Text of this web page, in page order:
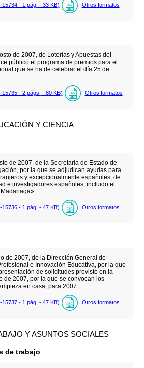
- 1 pág. - 33 KB) Otros formatos
de 2007, de Loterías y Apuestas del
público el programa de premios para el
que se ha de celebrar el día 25 de
15735 - 2 págs. - 80 KB) Otros formatos
Y CIENCIA
de 2007, de la Secretaría de Estado de
por la que se adjudican ayudas para
y excepcionalmente españoles, de
e investigadores españoles, incluido el
- 1 pág. - 47 KB) Otros formatos
de 2007, de la Dirección General de
e Innovación Educativa, por la que
de solicitudes previsto en la
de 2007, por la que se convocan los
en casa, para 2007.
- 1 pág. - 47 KB) Otros formatos
Y ASUNTOS SOCIALES
de trabajo